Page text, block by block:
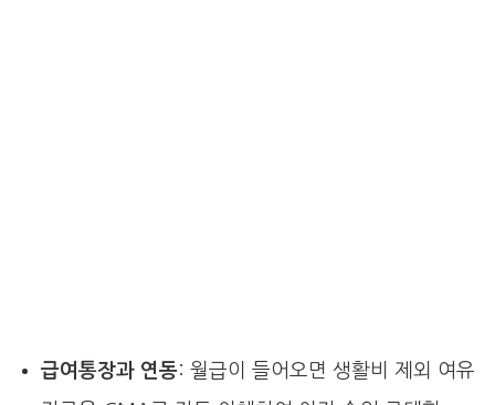
급여통장과 연동: 월급이 들어오면 생활비 제외 여유